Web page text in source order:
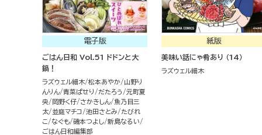
電子版
ごはん日和 Vol.51 ドドンと大
鍋！
ラズウェル細木 松本あやか
山野り
んりん 青菜ぱせり だたろう
元町夏
央
岡野く仔 さかきしん
魚乃目三
太
並庭マチコ 池田さとみ
たびれ
こ
なぐも 磯本つよし 新島なるい
ごはん日和編集部
紙版
美味い話にゃ肴あり （14）
ラズウェル細木